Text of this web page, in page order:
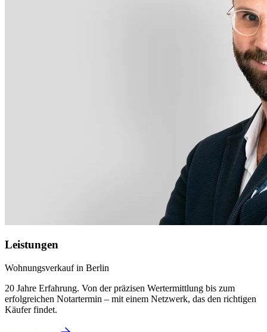
Leistungen
Wohnungsverkauf in Berlin
20 Jahre Erfahrung. Von der präzisen Wertermittlung bis zum
erfolgreichen Notartermin – mit einem Netzwerk, das den richtigen
Käufer findet.